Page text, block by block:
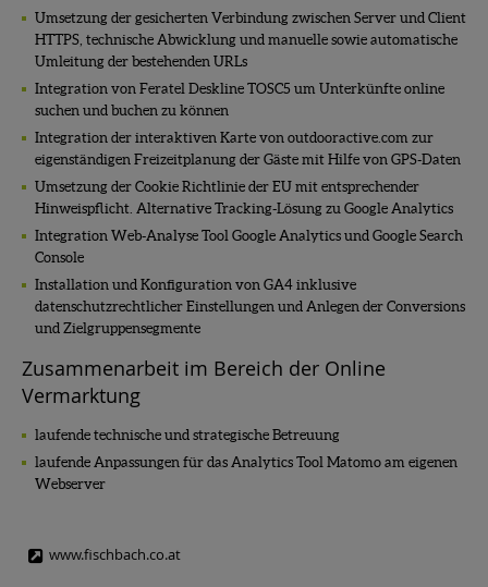
Umsetzung der gesicherten Verbindung zwischen Server und Client
HTTPS, technische Abwicklung und manuelle sowie automatische
Umleitung der bestehenden URLs
Integration von Feratel Deskline TOSC5 um Unterkünfte online
suchen und buchen zu können
Integration der interaktiven Karte von outdooractive.com zur
eigenständigen Freizeitplanung der Gäste mit Hilfe von GPS-Daten
Umsetzung der Cookie Richtlinie der EU mit entsprechender
Hinweispflicht. Alternative Tracking-Lösung zu Google Analytics
Integration Web-Analyse Tool Google Analytics und Google Search
Console
Installation und Konfiguration von GA4 inklusive
datenschutzrechtlicher Einstellungen und Anlegen der Conversions
und Zielgruppensegmente
Zusammenarbeit im Bereich der Online
Vermarktung
laufende technische und strategische Betreuung
laufende Anpassungen für das Analytics Tool Matomo am eigenen
Webserver
www.fischbach.co.at